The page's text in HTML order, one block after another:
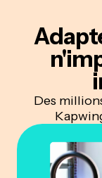
Des